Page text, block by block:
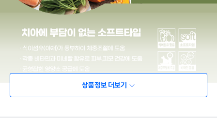
상품정보 더보기